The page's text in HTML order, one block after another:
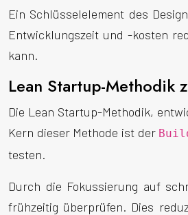
Ein Schlüsselelement des
Entwicklungszeit und -kosten
kann.
Lean Startup-Methodik
Die Lean Startup-Methodik,
Kern dieser Methode ist der
testen.
Durch die Fokussierung auf
frühzeitig überprüfen. Dies